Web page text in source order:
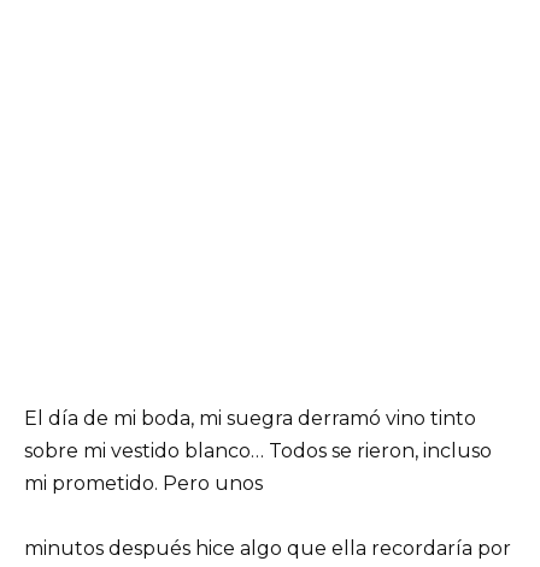
El día de mi boda, mi suegra derramó vino tinto
sobre mi vestido blanco… Todos se rieron, incluso
mi prometido. Pero unos
minutos después hice algo que ella recordaría por